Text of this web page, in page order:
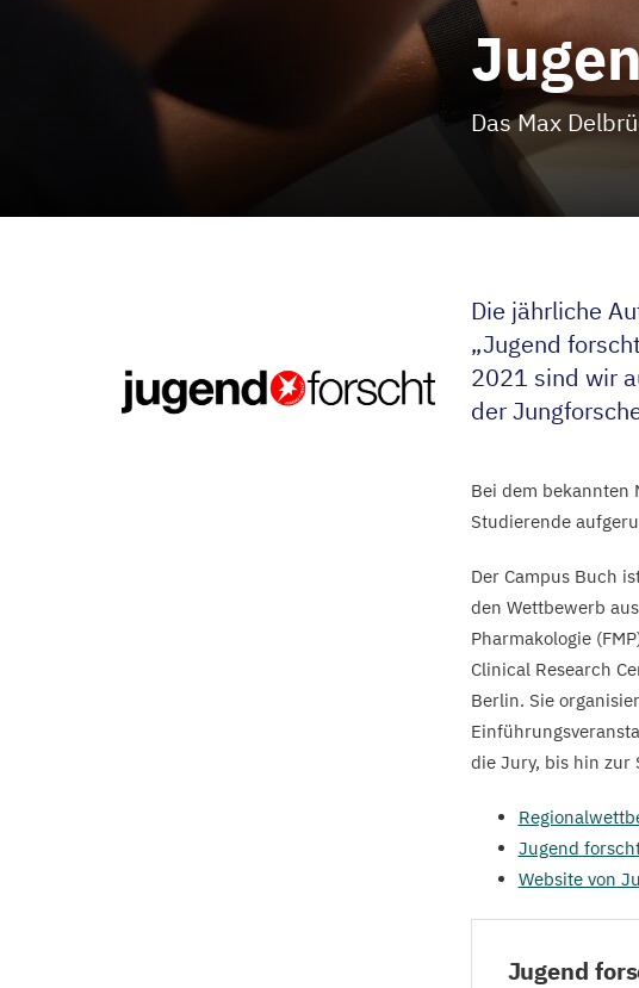
Das Max
Die jährliche
„Jugend
2021 sind wir
der
Bei dem
Studierende
Der Campus Buch
den Wettbewerb
Pharmakologie (FMP
Clinical Research
Berlin. Sie
die Jury, bis hin zur
Jugend
Website von
Jugend